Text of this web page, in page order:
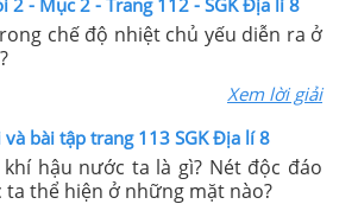
chế độ nhiệt chủ yếu diễn ra ở
Xem lời giải
bài tập trang 113 SGK Địa lí 8
hậu nước ta là gì? Nét độc đáo
ta thể hiện ở những mặt nào?